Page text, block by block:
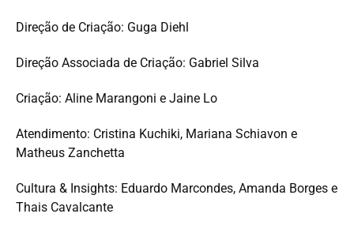
Direção de Criação: Guga Diehl
Direção Associada de Criação: Gabriel Silva
Criação: Aline Marangoni e Jaine Lo
Atendimento: Cristina Kuchiki, Mariana Schiavon e
Matheus Zanchetta
Cultura & Insights: Eduardo Marcondes, Amanda Borges e
Thais Cavalcante